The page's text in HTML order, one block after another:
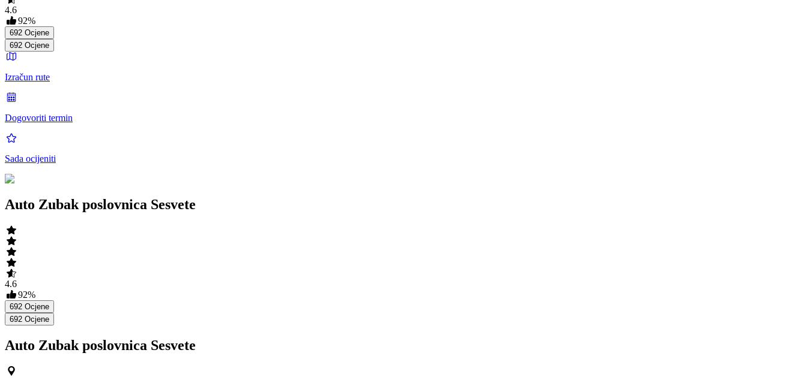
4.6
92%
692 Ocjene
692 Ocjene
Izračun rute
Dogovoriti termin
Sada ocijeniti
Auto Zubak poslovnica Sesvete
4.6
92%
692 Ocjene
692 Ocjene
Auto Zubak poslovnica Sesvete